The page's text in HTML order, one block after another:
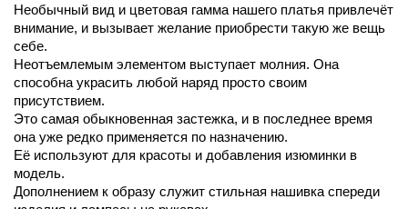
Необычный вид и цветовая гамма нашего платья привлечёт
внимание, и вызывает желание приобрести такую же вещь
себе.
Неотъемлемым элементом выступает молния. Она
способна украсить любой наряд просто своим
присутствием.
Это самая обыкновенная застежка, и в последнее время
она уже редко применяется по назначению.
Её используют для красоты и добавления изюминки в
модель.
Дополнением к образу служит стильная нашивка спереди